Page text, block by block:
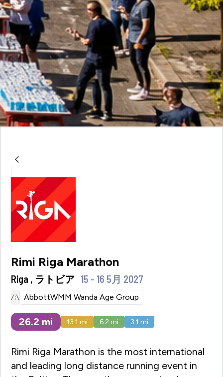
Rimi Riga Marathon
Riga , ラトビア 15 - 16 5月 2027
AbbottWMM Wanda Age Group
26.2 mi 13.1 mi 6.2 mi 3.1 mi
Rimi Riga Marathon is the most international
and leading long distance running event in